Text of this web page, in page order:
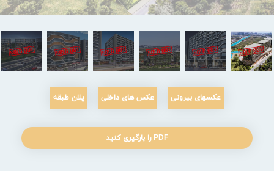
عکسهای بیرونی عکس های داخلی پلان طبقه
PDF را بارگیری کنید